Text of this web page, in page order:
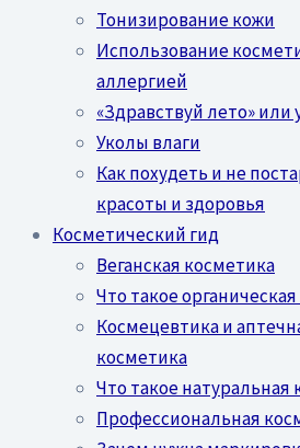
Тонизирование кожи
Использование
аллергией
«Здравствуй лето» или
Уколы влаги
Как похудеть и не
красоты и здоровья
Косметический гид
Веганская косметика
Что такое
Космецевтика и
косметика
Что такое натуральная
Профессиональная